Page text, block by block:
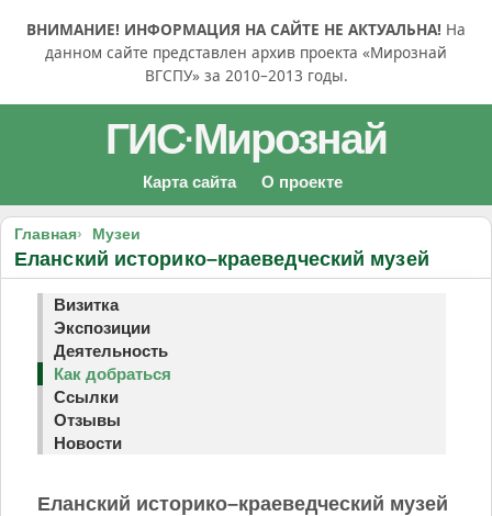
ВНИМАНИЕ! ИНФОРМАЦИЯ НА САЙТЕ НЕ АКТУАЛЬНА! На
данном сайте представлен архив проекта «Мирознай
ВГСПУ» за 2010–2013 годы.
ГИС·Мирознай
Карта сайта О проекте
Главная Музеи
Еланский историко–краеведческий музей
Визитка
Экспозиции
Деятельность
Как добраться
Ссылки
Отзывы
Новости
Еланский историко–краеведческий музей